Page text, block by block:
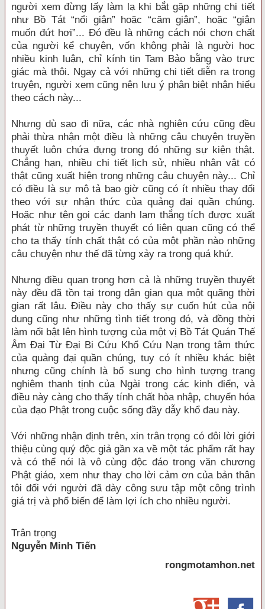
người xem đừng lấy làm lạ khi bắt gặp những chi tiết
như Bồ Tát “nổi giận” hoặc “căm giận”, hoặc “giận
muốn đứt hơi”... Đó đều là những cách nói chơn chất
của người kể chuyện, vốn không phải là người học
nhiều kinh luận, chỉ kính tin Tam Bảo bằng vào trực
giác mà thôi. Ngay cả với những chi tiết diễn ra trong
truyện, người xem cũng nên lưu ý phân biệt nhận hiểu
theo cách này...
Nhưng dù sao đi nữa, các nhà nghiên cứu cũng đều
phải thừa nhận một điều là những câu chuyện truyền
thuyết luôn chứa đựng trong đó những sự kiện thật.
Chẳng hạn, nhiều chi tiết lịch sử, nhiều nhân vật có
thật cũng xuất hiện trong những câu chuyện này... Chỉ
có điều là sự mô tả bao giờ cũng có ít nhiều thay đổi
theo với sự nhận thức của quảng đại quần chúng.
Hoặc như tên gọi các danh lam thắng tích được xuất
phát từ những truyền thuyết có liên quan cũng có thể
cho ta thấy tính chất thật có của một phần nào những
câu chuyện như thế đã từng xảy ra trong quá khứ.
Nhưng điều quan trọng hơn cả là những truyền thuyết
này đều đã tồn tại trong dân gian qua một quãng thời
gian rất lâu. Điều này cho thấy sự cuốn hút của nội
dung cũng như những tình tiết trong đó, và đồng thời
làm nổi bật lên hình tượng của một vị Bồ Tát Quán Thế
Âm Đại Từ Đại Bi Cứu Khổ Cứu Nạn trong tâm thức
của quảng đại quần chúng, tuy có ít nhiều khác biệt
nhưng cũng chính là bổ sung cho hình tượng trang
nghiêm thanh tịnh của Ngài trong các kinh điển, và
điều này càng cho thấy tính chất hòa nhập, chuyển hóa
của đạo Phật trong cuộc sống đầy dẫy khổ đau này.
Với những nhận định trên, xin trân trọng có đôi lời giới
thiệu cùng quý độc giả gần xa về một tác phẩm rất hay
và có thể nói là vô cùng độc đáo trong văn chương
Phật giáo, xem như thay cho lời cảm ơn của bản thân
tôi đối với người đã dày công sưu tập một công trình
giá trị và phổ biến để làm lợi ích cho nhiều người.
Trân trọng
Nguyễn Minh Tiến
rongmotamhon.net